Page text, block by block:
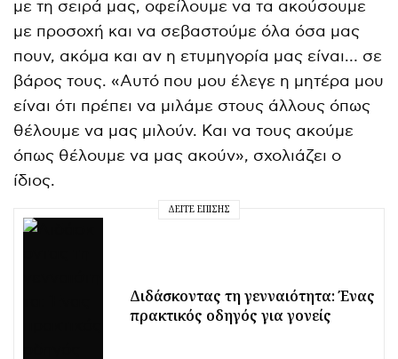
με τη σειρά μας, οφείλουμε να τα ακούσουμε
με προσοχή και να σεβαστούμε όλα όσα μας
πουν, ακόμα και αν η ετυμηγορία μας είναι… σε
βάρος τους. «Αυτό που μου έλεγε η μητέρα μου
είναι ότι πρέπει να μιλάμε στους άλλους όπως
θέλουμε να μας μιλούν. Και να τους ακούμε
όπως θέλουμε να μας ακούν», σχολιάζει ο
ίδιος.
ΔΕΊΤΕ ΕΠΊΣΗΣ
Διδάσκοντας τη γενναιότητα: Ένας
πρακτικός οδηγός για γονείς